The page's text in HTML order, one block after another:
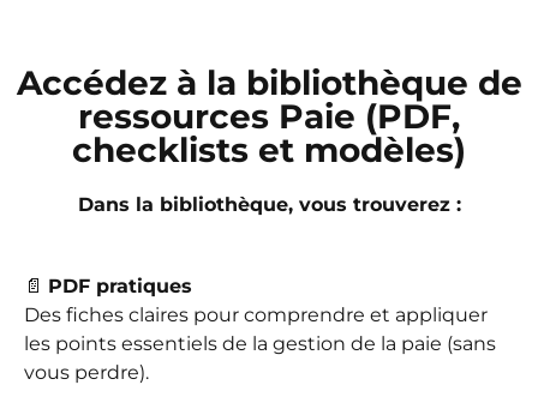
Accédez à la bibliothèque de
ressources Paie (PDF,
checklists et modèles)
Dans la bibliothèque, vous trouverez :
📄 PDF pratiques
Des fiches claires pour comprendre et appliquer
les points essentiels de la gestion de la paie (sans
vous perdre).